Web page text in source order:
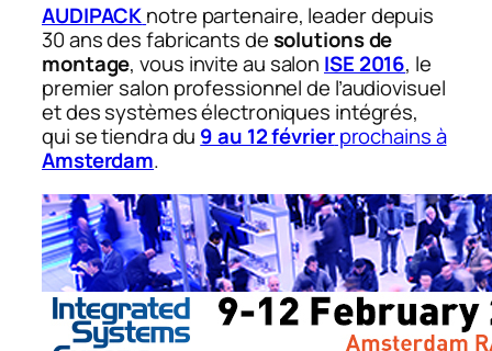
AUDIPACKnotre partenaire, leader depuis
30 ans des fabricants desolutions de
montage, vous invite au salon ISE 2016, le
premier salon professionnel de l’audiovisuel
et des systèmes électroniques intégrés,
qui se tiendra du 9 au 12 févrierprochains à
Amsterdam.